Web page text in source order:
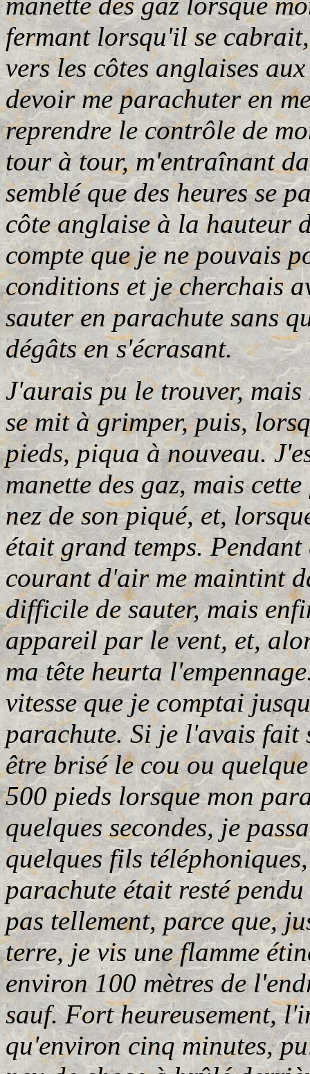
fermant lorsqu'il se
vers les côtes anglaises
devoir me parachuter en
reprendre le contrôle de
tour à tour, m'entraînant
semblé que des heures se
côte anglaise à la hauteur
compte que je ne pouvais
conditions et je cherchais
sauter en parachute sans
dégâts en s'écrasant.
J'aurais pu le trouver,
se mit à grimper, puis,
pieds, piqua à nouveau.
manette des gaz, mais
nez de son piqué, et,
était grand temps.
courant d'air me maintint
difficile de sauter, mais
appareil par le vent, et,
ma tête heurta
vitesse que je comptai
parachute. Si je l'avais fait
être brisé le cou ou
500 pieds lorsque mon
quelques secondes, je
quelques fils
parachute était resté
pas tellement, parce que,
terre, je vis une flamme
environ 100 mètres de
sauf. Fort heureusement,
qu'environ cinq minutes,